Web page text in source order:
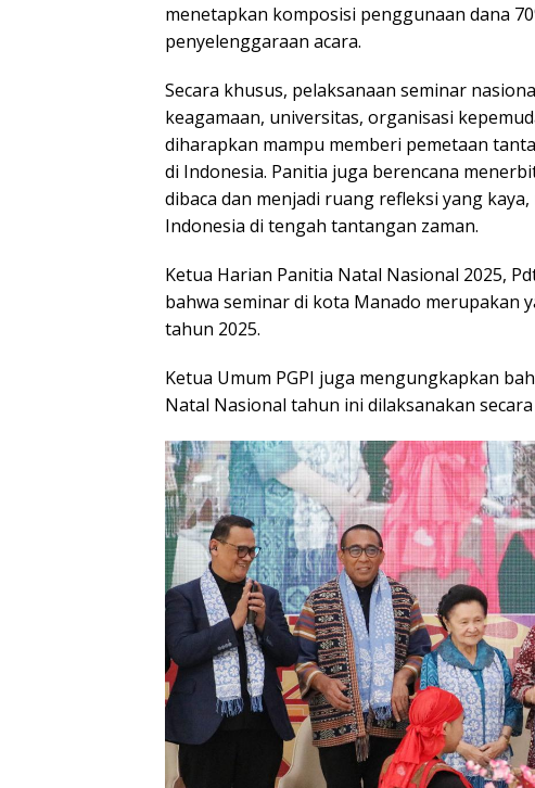
menetapkan komposisi penggunaan dana
penyelenggaraan acara.
Secara khusus, pelaksanaan seminar
keagamaan, universitas, organisasi
diharapkan mampu memberi pemetaan
di Indonesia. Panitia juga berencana
dibaca dan menjadi ruang refleksi yang
Indonesia di tengah tantangan zaman.
Ketua Harian Panitia Natal Nasional 2025,
bahwa seminar di kota Manado merupakan
tahun 2025.
Ketua Umum PGPI juga mengungkapkan
Natal Nasional tahun ini dilaksanakan